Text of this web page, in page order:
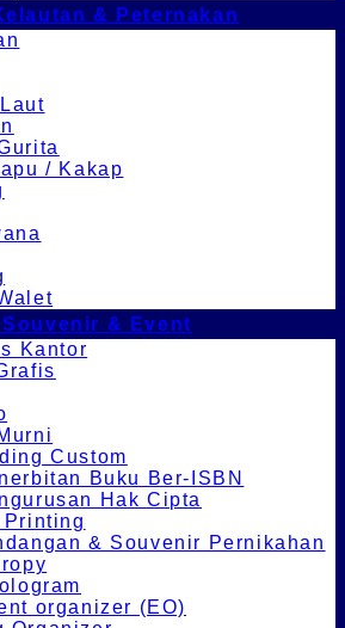
& Peternakan
/ Kakap
& Event
Kantor
Custom
Buku Ber-ISBN
Hak Cipta
& Souvenir Pernikahan
organizer (EO)